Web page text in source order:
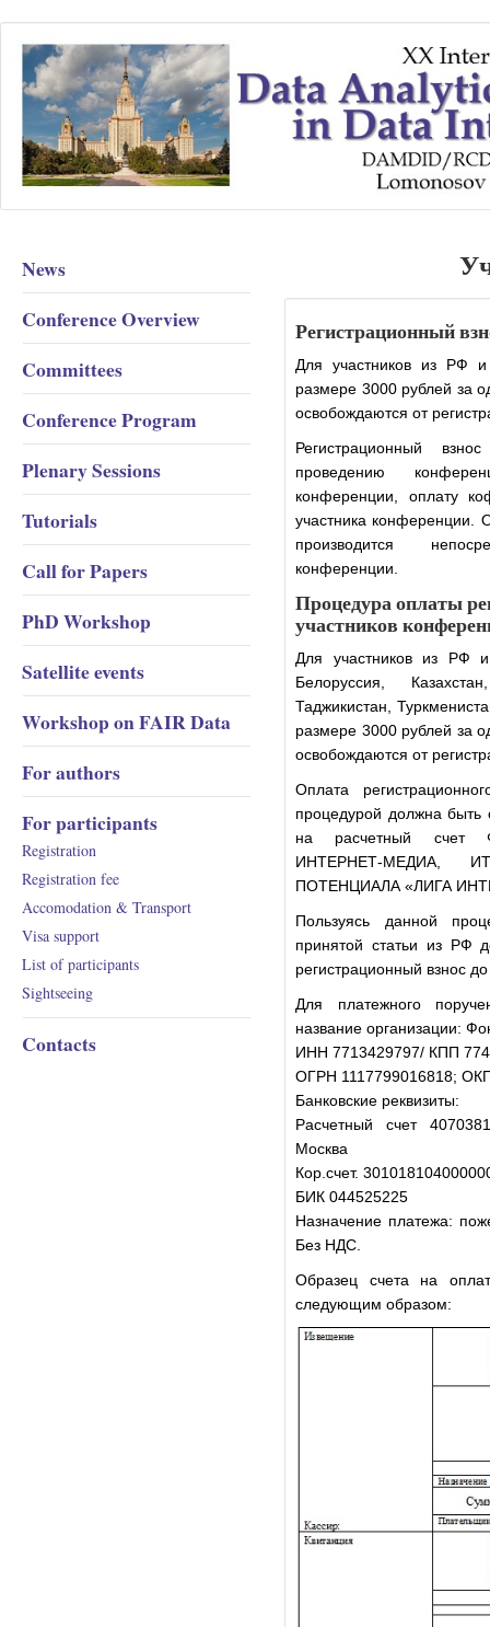
News
Conference Overview
Committees
Conference Program
Plenary Sessions
Tutorials
Call for Papers
PhD Workshop
Satellite events
Workshop on FAIR Data
For authors
For participants
Registration
Registration fee
Accomodation & Transport
Visa support
List of participants
Sightseeing
Contacts
Регистрационный
Для участников из РФ и
размере 3000 рублей за
освобождаются от
Регистрационный
проведению
конференции, оплату
участника конференции.
производится
конференции.
Процедура оплаты
участников
Для участников из РФ
Белоруссия,
Таджикистан,
размере 3000 рублей за
освобождаются от
Оплата
процедурой должна
на расчетный
ИНТЕРНЕТ-МЕДИА,
ПОТЕНЦИАЛА «ЛИГА
Пользуясь данной
принятой статьи из РФ
регистрационный взнос
Для платежного
название организации:
ИНН 7713429797/ КПП
ОГРН 1117799016818;
Банковские реквизиты:
Расчетный счет
Москва
Кор.счет.
БИК 044525225
Назначение платежа:
Без НДС.
Образец счета на
следующим образом: